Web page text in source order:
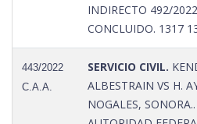
INDIRECTO 492/
CONCLUIDO. 1317
443/2022
C.A.A.
SERVICIO CIVIL.
ALBESTRAIN VS H.
NOGALES,